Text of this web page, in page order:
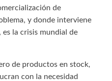
de
y donde interviene
es la crisis mundial de
de productos en stock,
con la necesidad